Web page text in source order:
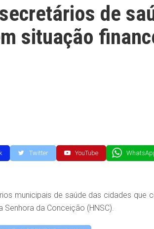
de
situação
Twitter YouTube
municipais de saúde das cidades que
da Conceição (HNSC).